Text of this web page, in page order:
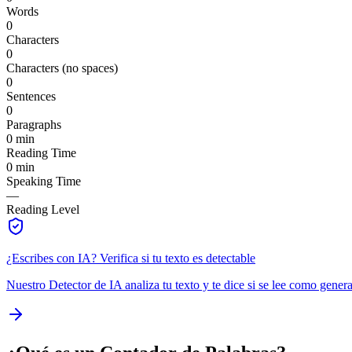
Words
0
Characters
0
Characters (no spaces)
0
Sentences
0
Paragraphs
0 min
Reading Time
0 min
Speaking Time
—
Reading Level
¿Escribes con IA? Verifica si tu texto es detectable
Nuestro Detector de IA analiza tu texto y te dice si se lee como